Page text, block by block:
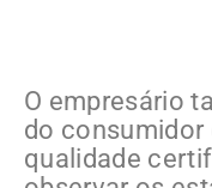
O empresário
do
qualidade